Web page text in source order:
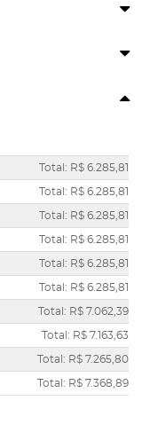
Total: R$ 6.285,81
Total: R$ 6.285,81
Total: R$ 6.285,81
Total: R$ 6.285,81
Total: R$ 6.285,81
Total: R$ 6.285,81
Total: R$ 7.062,39
Total: R$ 7.163,63
Total: R$ 7.265,80
Total: R$ 7.368,89